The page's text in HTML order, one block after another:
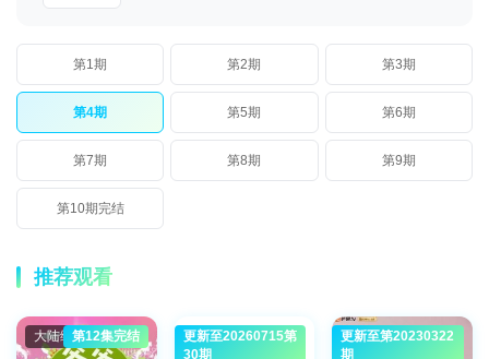
第1期 第2期 第3期
第4期 第5期 第6期
第7期 第8期 第9期
第10期完结
推荐观看
大陆综艺第12集完结 大陆综艺
更新至20260715第
30期
大陆综艺
更新至第20230322
期